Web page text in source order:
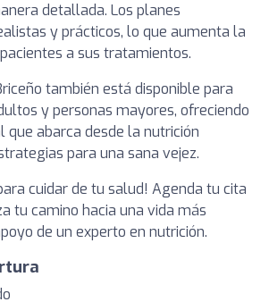
detallada. Los planes
y prácticos, lo que aumenta la
a sus tratamientos.
también está disponible para
y personas mayores, ofreciendo
que abarca desde la nutrición
para una sana vejez.
cuidar de tu salud! Agenda tu cita
tu camino hacia una vida más
de un experto en nutrición.